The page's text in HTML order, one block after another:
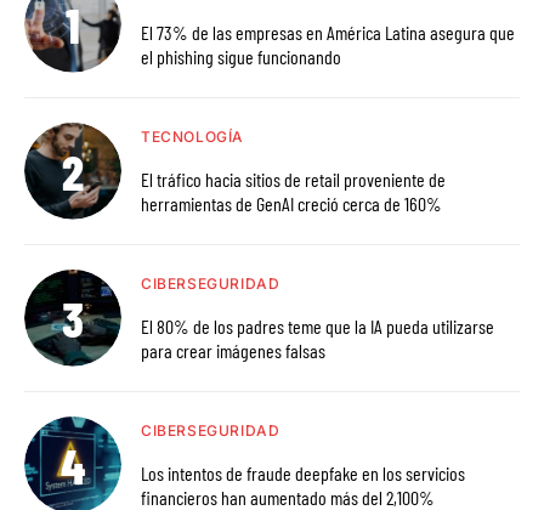
El 73% de las empresas en América Latina asegura que
el phishing sigue funcionando
TECNOLOGÍA
El tráfico hacia sitios de retail proveniente de
herramientas de GenAI creció cerca de 160%
CIBERSEGURIDAD
El 80% de los padres teme que la IA pueda utilizarse
para crear imágenes falsas
CIBERSEGURIDAD
Los intentos de fraude deepfake en los servicios
financieros han aumentado más del 2,100%